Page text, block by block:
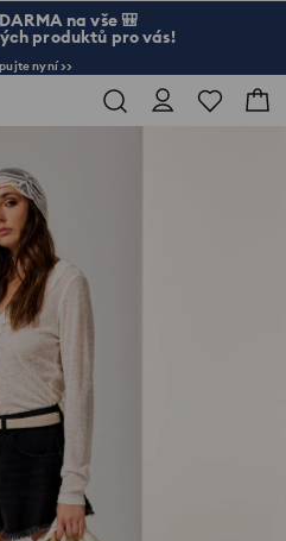
na vše 🎒
produktů pro vás!
nyní >>